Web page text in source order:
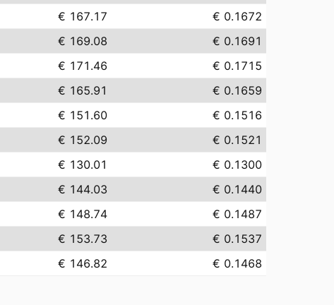
€ 167.17
€ 0.1672
€ 169.08
€ 0.1691
€ 171.46
€ 0.1715
€ 165.91
€ 0.1659
€ 151.60
€ 0.1516
€ 152.09
€ 0.1521
€ 130.01
€ 0.1300
€ 144.03
€ 0.1440
€ 148.74
€ 0.1487
€ 153.73
€ 0.1537
€ 146.82 € 0.1468